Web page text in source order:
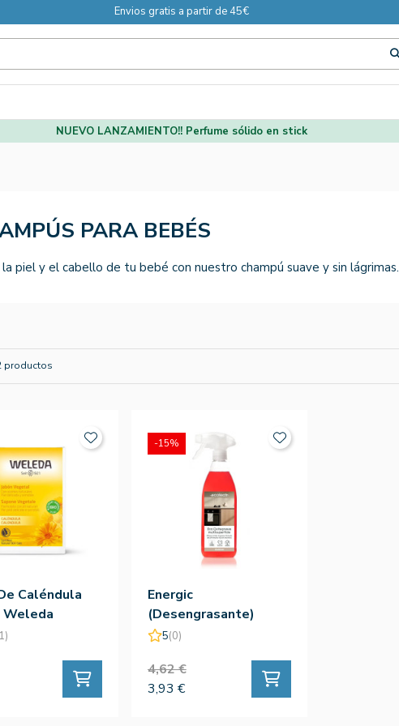
Envios gratis a partir de 45€
NUEVO LANZAMIENTO!! Perfume sólido en stick
PARA BEBÉS
la piel y el cabello de tu bebé con nuestro champú suave y sin lágrimas.
productos
Caléndula
Energic
(Desengrasante)
750ml
5(0)
4,62 €
3,93 €
-15%